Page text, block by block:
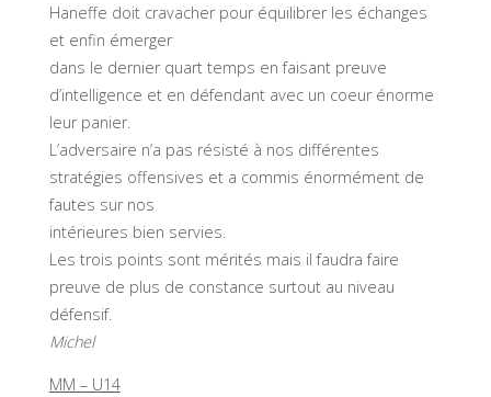
Haneffe doit cravacher pour équilibrer les échanges
et enfin émerger
dans le dernier quart temps en faisant preuve
d’intelligence et en défendant avec un coeur énorme
leur panier.
L’adversaire n’a pas résisté à nos différentes
stratégies offensives et a commis énormément de
fautes sur nos
intérieures bien servies.
Les trois points sont mérités mais il faudra faire
preuve de plus de constance surtout au niveau
défensif.
Michel
MM – U14